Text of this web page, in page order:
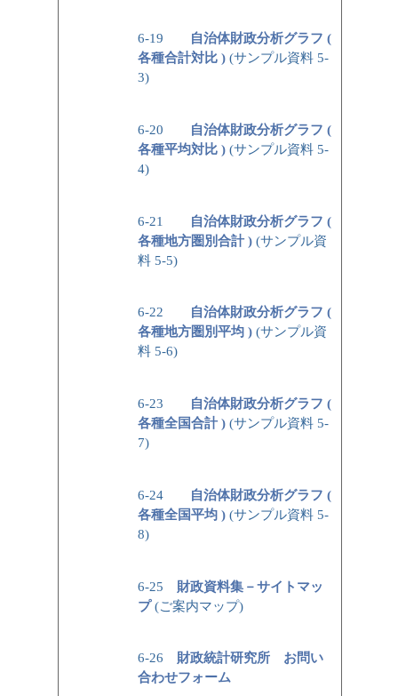
6-19
自治体財政分析グラフ (
各種合計対比 ) (サンプル資料 5-
3)
6-20
自治体財政分析グラフ (
各種平均対比 ) (サンプル資料 5-
4)
6-21
自治体財政分析グラフ (
各種地方圏別合計 ) (サンプル資
料 5-5)
6-22
自治体財政分析グラフ (
各種地方圏別平均 ) (サンプル資
料 5-6)
6-23
自治体財政分析グラフ (
各種全国合計 ) (サンプル資料 5-
7)
6-24
自治体財政分析グラフ (
各種全国平均 ) (サンプル資料 5-
8)
6-25 財政資料集－サイトマッ
プ(ご案内マップ)
6-26 財政統計研究所 お問い
合わせフォーム